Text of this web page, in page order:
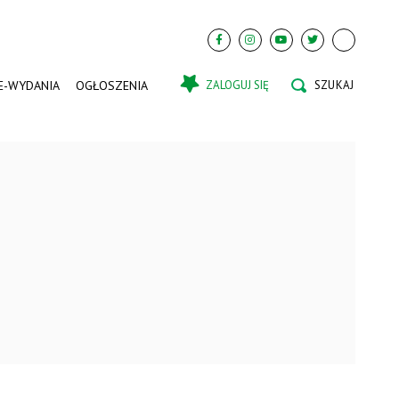
WYDANIA OGŁOSZENIA ZALOGUJ SIĘ